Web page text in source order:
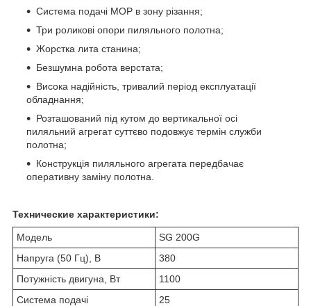
Система подачі МОР в зону різання;
Три роликові опори пиляльного полотна;
Жорстка лита станина;
Безшумна робота верстата;
Висока надійність, тривалий період експлуатації
обладнання;
Розташований під кутом до вертикальної осі
пиляльний агрегат суттєво подовжує термін служби
полотна;
Конструкція пиляльного агрегата передбачає
оперативну заміну полотна.
Технические характеристики:
Модель
SG 200G
Напруга (50 Гц), В
380
Потужність двигуна, Вт
1100
Система подачі
25